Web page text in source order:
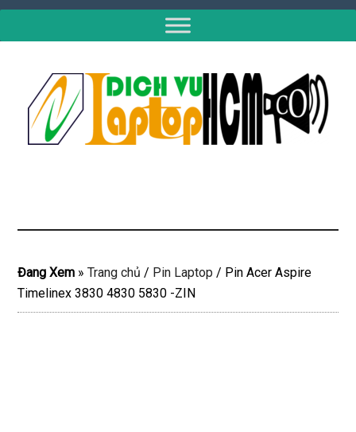
Đang Xem »Trang chủ / Pin Laptop / Pin Acer Aspire
Timelinex 3830 4830 5830 -ZIN